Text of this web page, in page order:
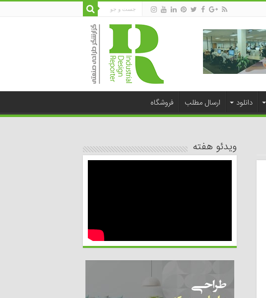
دانلود ارسال مطلب فروشگاه
ویدئو هفته